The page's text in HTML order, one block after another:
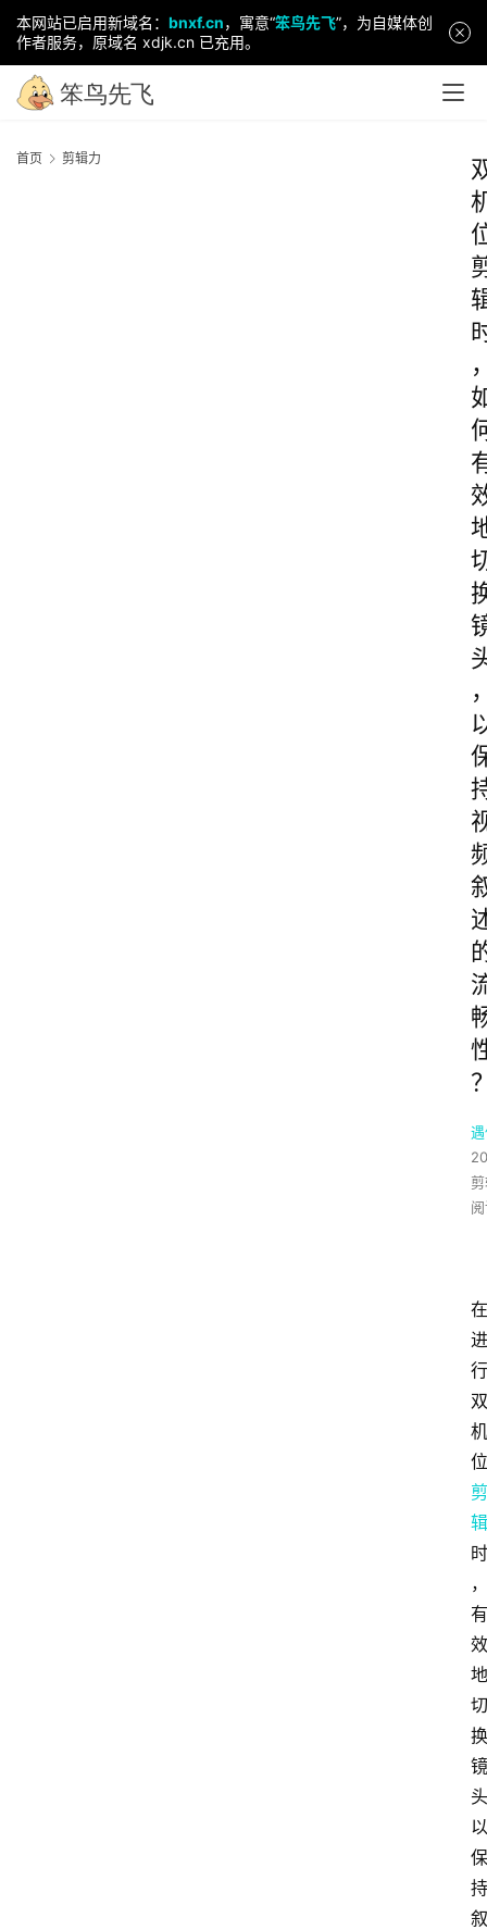
本网站已启用新域名： bnxf.cn，寓意“笨鸟先飞”，为自媒体创
作者服务，原域名 xdjk.cn 已充用。
首页 剪辑力
在
进
行
双
机
位
剪
辑
时
，
有
效
地
切
换
镜
头
以
保
持
叙